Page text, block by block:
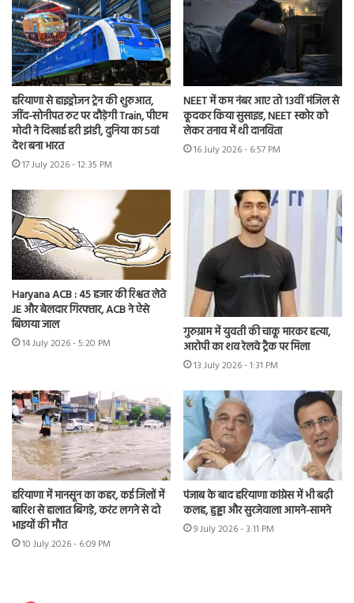
हरियाणा से हाइड्रोजन ट्रेन की शुरुआत,
जींद-सोनीपत रुट पर दौड़ेगी Train, पीएम
मोदी ने दिखाई हरी झंडी, दुनिया का 5वां
देश बना भारत
17 July 2026 - 12:35 PM
NEET में कम नंबर आए तो 13वीं मंजिल से
कूदकर किया सुसाइड, NEET स्कोर को
लेकर तनाव में थी दानविता
16 July 2026 - 6:57 PM
Haryana ACB : 45 हजार की रिश्वत लेते
JE और बेलदार गिरफ्तार, ACB ने ऐसे
बिछाया जाल
14 July 2026 - 5:20 PM
गुरुग्राम में युवती की चाकू मारकर हत्या,
आरोपी का शव रेलवे ट्रैक पर मिला
13 July 2026 - 1:31 PM
हरियाणा में मानसून का कहर, कई जिलों में
बारिश से हालात बिगड़े, करंट लगने से दो
भाइयों की मौत
10 July 2026 - 6:09 PM
पंजाब के बाद हरियाणा कांग्रेस में भी बढ़ी
कलह, हुड्डा और सुरजेवाला आमने-सामने
9 July 2026 - 3:11 PM